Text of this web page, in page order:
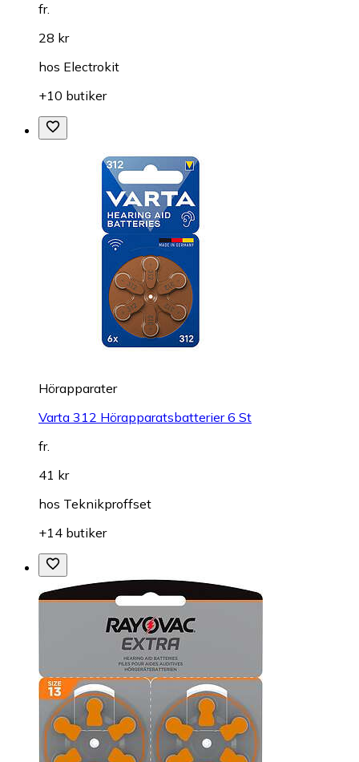
fr.
28 kr
hos Electrokit
+10 butiker
Hörapparater
Varta 312 Hörapparatsbatterier 6 St
fr.
41 kr
hos Teknikproffset
+14 butiker